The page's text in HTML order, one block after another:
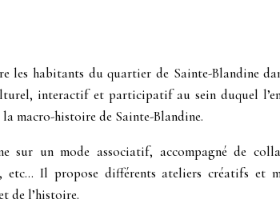
les habitants du quartier de Sainte-Blandine
interactif et participatif au sein duquel
macro-histoire de Sainte-Blandine.
sur un mode associatif, accompagné de
etc… Il propose différents ateliers créatifs et
de l’histoire.